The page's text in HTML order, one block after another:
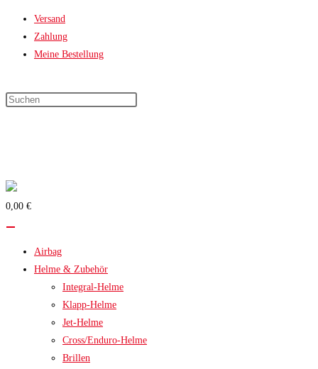
Zum
Inhalt
springen
Versand
Zahlung
Meine Bestellung
0,00 €
Airbag
Helme & Zubehör
Integral-Helme
Klapp-Helme
Jet-Helme
Cross/Enduro-Helme
Brillen